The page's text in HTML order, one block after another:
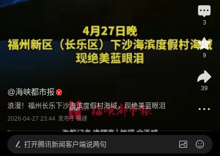
@海峡都市报
浪漫！福州长乐下沙海滨度假村海域，现绝美蓝眼泪
2026-04-27 23:44 发布于福建
3
9
39
打开腾讯新闻客户端说两句